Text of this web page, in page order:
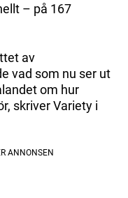
– på 167
av
vad som nu ser ut
om hur
skriver Variety i